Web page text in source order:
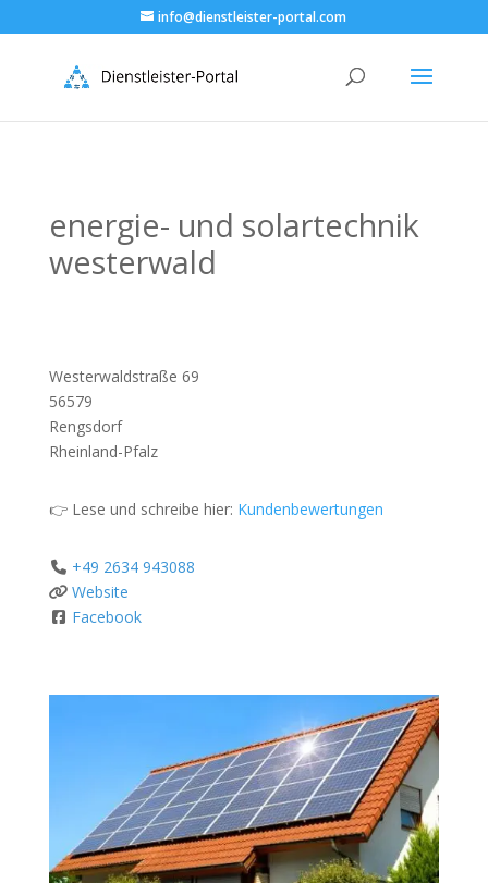
info@dienstleister-portal.com
energie- und solartechnik
westerwald
Westerwaldstraße 69
56579
Rengsdorf
Rheinland-Pfalz
👉 Lese und schreibe hier: Kundenbewertungen
+49 2634 943088
Website
Facebook